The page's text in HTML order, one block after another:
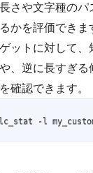
さや文字種のパ
かを評価できま
ットに対して、
、逆に長すぎ
確認できます。
-l